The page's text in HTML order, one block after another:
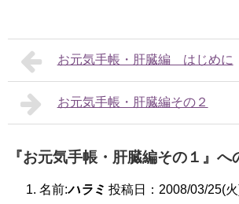
お元気手帳・肝臓編 はじめに
お元気手帳・肝臓編その２
『お元気手帳・肝臓編その１』へ
名前:ハラミ 投稿日：2008/03/25(